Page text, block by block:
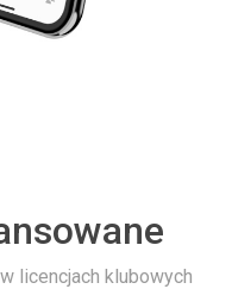
licencjach klubowych